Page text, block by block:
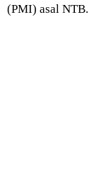
(PMI) asal NTB.